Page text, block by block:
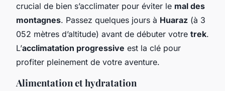
crucial de bien s’acclimater pour éviter le mal des
montagnes. Passez quelques jours à Huaraz (à 3
052 mètres d’altitude) avant de débuter votre trek.
L’acclimatation progressive est la clé pour
profiter pleinement de votre aventure.
Alimentation et hydratation